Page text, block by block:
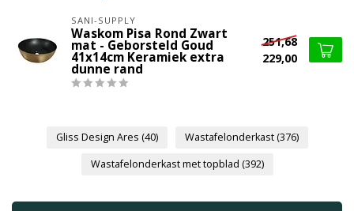
SANI-SUPPLY
Waskom Pisa Rond Zwart
mat - Geborsteld Goud
41x14cm Keramiek extra
dunne rand
251,68
229,00
Gliss Design Ares (40) Wastafelonderkast(376)
Wastafelonderkast met topblad (392)